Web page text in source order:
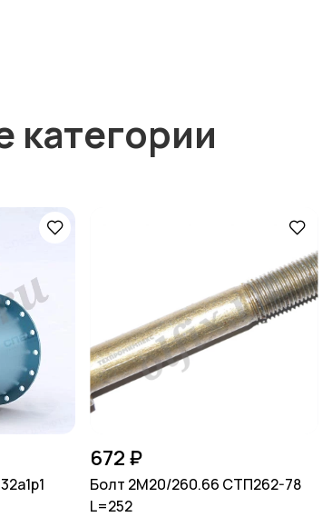
категории
672 ₽
Болт 2М20/260.66 СТП262-78
L=252